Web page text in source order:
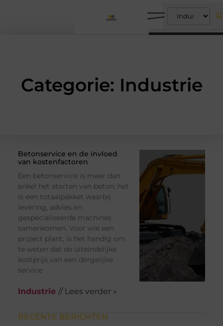
Categorie: Industrie
RECENTE BERICHTEN
Betonservice en de invloed
van kostenfactoren
Een betonservice is meer dan
enkel het storten van beton; het
is een totaalpakket waarbij
levering, advies en
gespecialiseerde machines
samenkomen. Voor wie een
project plant, is het handig om
te weten dat de uiteindelijke
kostprijs van een dergelijke
service
Industrie // Lees verder »